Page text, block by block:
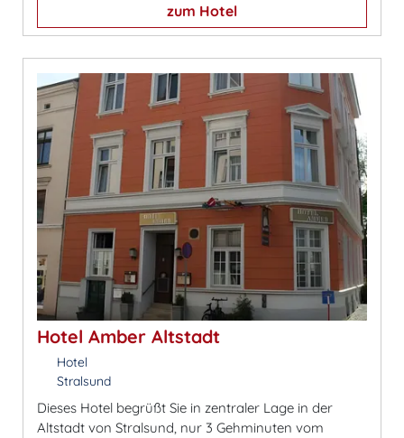
zum Hotel
Hotel Amber Altstadt
Hotel
Stralsund
Dieses Hotel begrüßt Sie in zentraler Lage in der
Altstadt von Stralsund, nur 3 Gehminuten vom